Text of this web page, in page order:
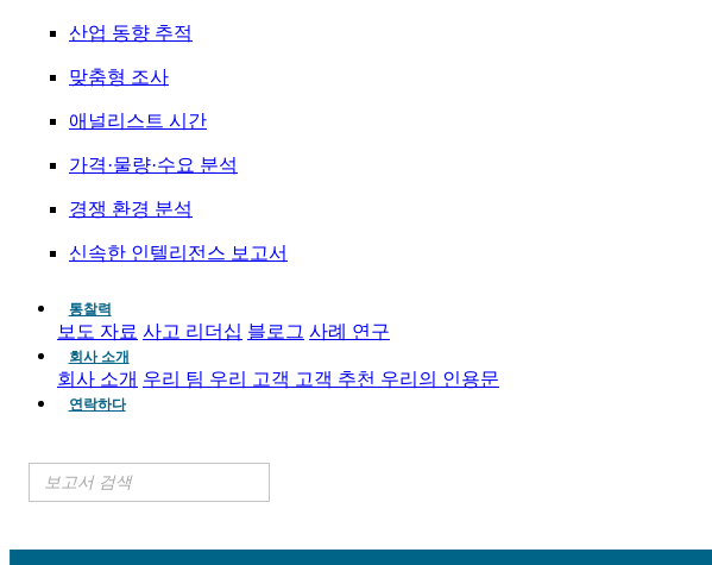
산업 동향 추적
맞춤형 조사
애널리스트 시간
가격·물량·수요 분석
경쟁 환경 분석
신속한 인텔리전스 보고서
통찰력
보도 자료 사고 리더십 블로그 사례 연구
회사 소개
회사 소개 우리 팀 우리 고객 고객 추천 우리의 인용문
연락하다